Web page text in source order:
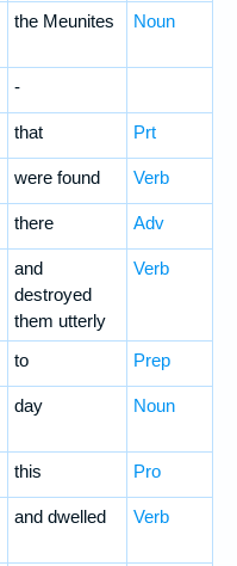
the Meunites Noun
-
that Prt
were found Verb
there Adv
and
destroyed
them utterly
Verb
to Prep
day Noun
this Pro
and dwelled Verb